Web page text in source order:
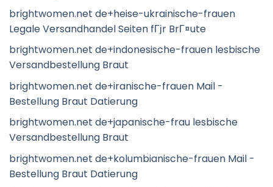
brightwomen.net de+heise-ukrainische-frauen
Legale Versandhandel Seiten fГјr BrГ¤ute
brightwomen.net de+indonesische-frauen lesbische
Versandbestellung Braut
brightwomen.net de+iranische-frauen Mail -
Bestellung Braut Datierung
brightwomen.net de+japanische-frau lesbische
Versandbestellung Braut
brightwomen.net de+kolumbianische-frauen Mail -
Bestellung Braut Datierung